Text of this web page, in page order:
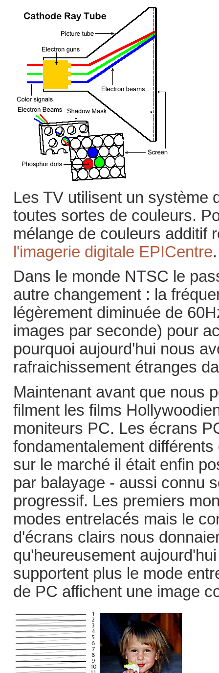
Les TV utilisent un système
toutes sortes de couleurs.
mélange de couleurs additif
l'imagerie digitale EPICentre.
Dans le monde NTSC le
autre changement : la
légèrement diminuée de
images par seconde) pour
pourquoi aujourd'hui nous
rafraichissement étranges
Maintenant avant que nous
filment les films
moniteurs PC. Les écrans
fondamentalement
sur le marché il était enfin
par balayage - aussi connu
progressif. Les premiers
modes entrelacés mais le
d'écrans clairs nous
qu'heureusement
supportent plus le mode
de PC affichent une image